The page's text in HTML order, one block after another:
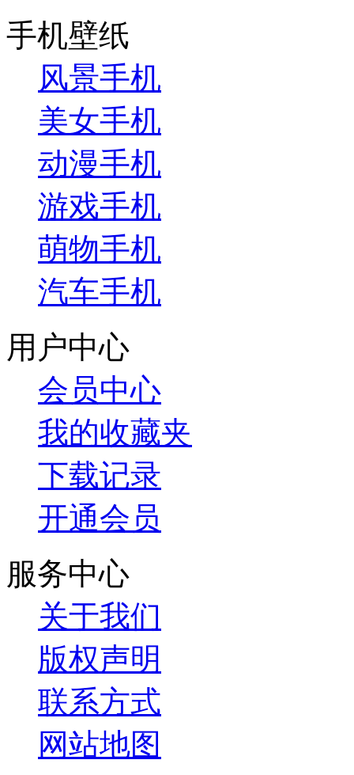
手机壁纸
风景手机
美女手机
动漫手机
游戏手机
萌物手机
汽车手机
用户中心
会员中心
我的收藏夹
下载记录
开通会员
服务中心
关于我们
版权声明
联系方式
网站地图